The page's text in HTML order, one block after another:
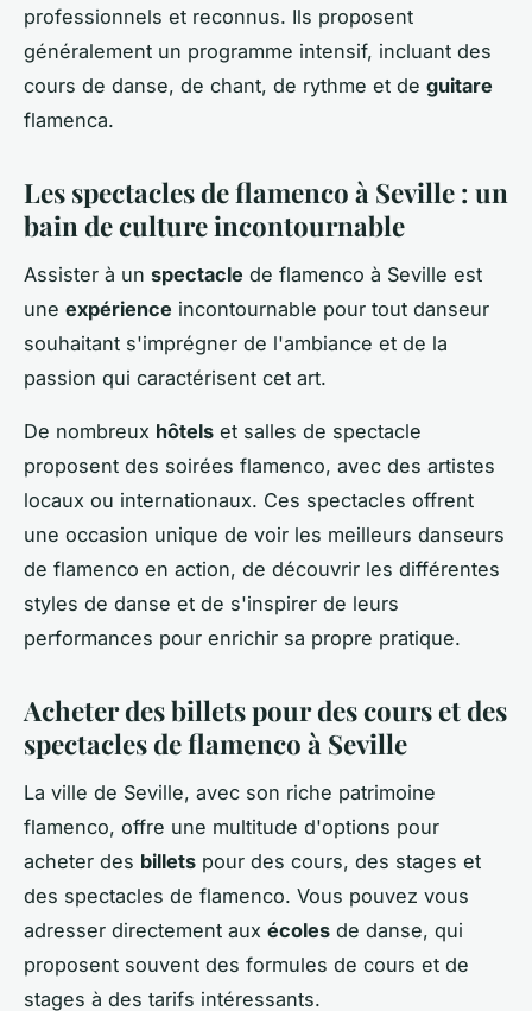
professionnels et reconnus. Ils proposent
généralement un programme intensif, incluant des
cours de danse, de chant, de rythme et de guitare
flamenca.
Les spectacles de flamenco à Seville : un
bain de culture incontournable
Assister à un spectacle de flamenco à Seville est
une expérience incontournable pour tout danseur
souhaitant s'imprégner de l'ambiance et de la
passion qui caractérisent cet art.
De nombreux hôtels et salles de spectacle
proposent des soirées flamenco, avec des artistes
locaux ou internationaux. Ces spectacles offrent
une occasion unique de voir les meilleurs danseurs
de flamenco en action, de découvrir les différentes
styles de danse et de s'inspirer de leurs
performances pour enrichir sa propre pratique.
Acheter des billets pour des cours et des
spectacles de flamenco à Seville
La ville de Seville, avec son riche patrimoine
flamenco, offre une multitude d'options pour
acheter des billets pour des cours, des stages et
des spectacles de flamenco. Vous pouvez vous
adresser directement aux écoles de danse, qui
proposent souvent des formules de cours et de
stages à des tarifs intéressants.